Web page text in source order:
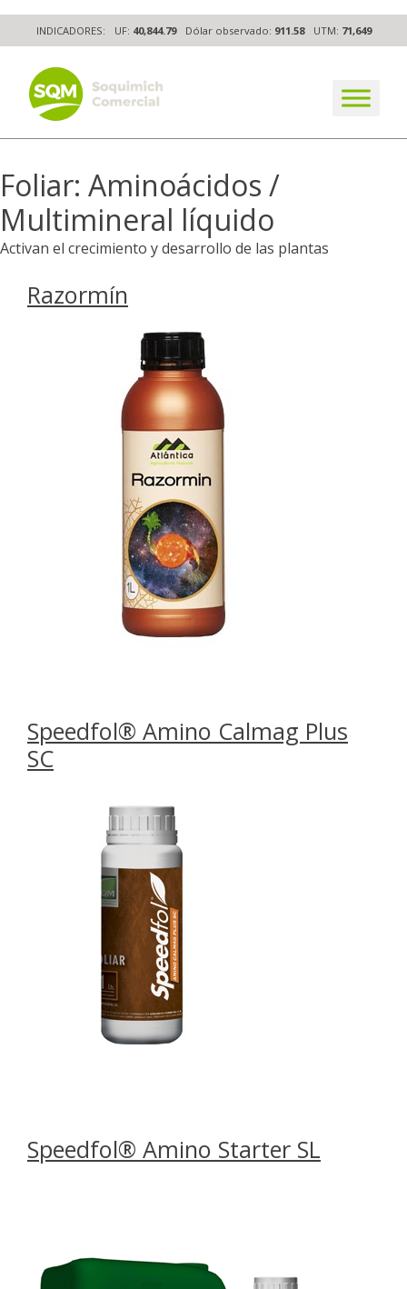
to
content
INDICADORES: UF: 40,844.79 Dólar observado: 911.58 UTM: 71,649
The worldwide business formula
Foliar: Aminoácidos /
Multimineral líquido
Activan el crecimiento y desarrollo de las plantas
Razormín
Speedfol® Amino Calmag Plus
SC
Speedfol® Amino Starter SL